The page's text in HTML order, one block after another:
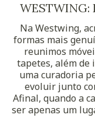
WESTWING:
Na Westwing,
formas mais
reunimos
tapetes, além de
uma curadoria
evoluir junto
Afinal, quando a
ser apenas um